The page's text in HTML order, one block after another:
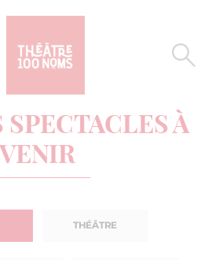
SPECTACLES À
VENIR
THÉÂTRE